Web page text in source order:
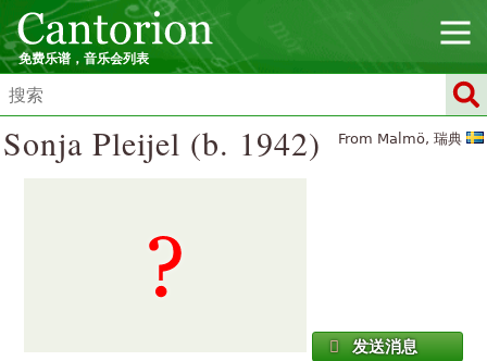
免费乐谱，音乐会列表
From Malmö, 瑞典
Sonja Pleijel (b. 1942)
发送消息